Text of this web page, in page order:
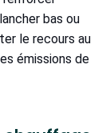
bas ou
le recours au
émissions de